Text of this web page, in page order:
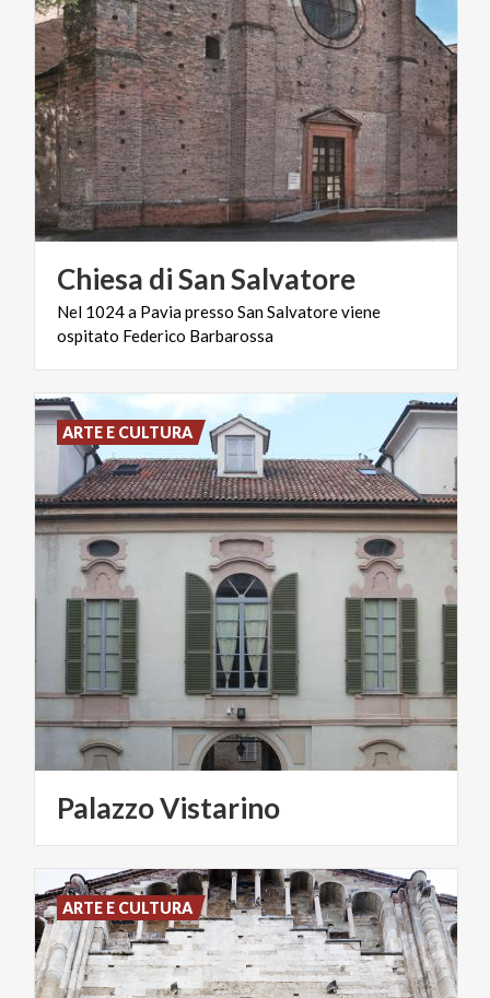
Chiesa diSanSalvatore
Nel 1024a Paviapresso SanSalvatoreviene
ospitato Federico Barbarossa
PalazzoVistarino
ARTE E CULTURA
ARTE E CULTURA